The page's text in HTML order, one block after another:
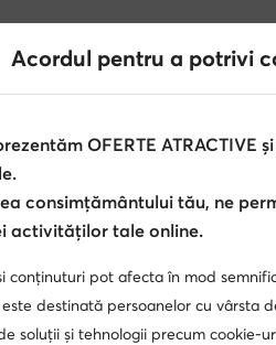
balerini rosii fete
Acordul pentru a potrivi
OFERTE ATRACTIVE
consimțământului tău, ne
activităților tale online.
conținuturi pot afecta în mod
destinată persoanelor cu vârsta
soluții și tehnologii precum cookie-